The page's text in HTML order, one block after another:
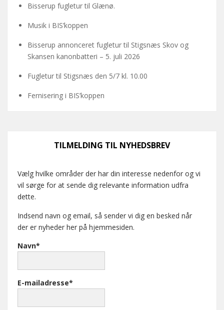
Bisserup fugletur til Glænø.
Musik i BIS’koppen
Bisserup annonceret fugletur til Stigsnæs Skov og
Skansen kanonbatteri – 5. juli 2026
Fugletur til Stigsnæs den 5/7 kl. 10.00
Fernisering i BIS’koppen
TILMELDING TIL NYHEDSBREV
Vælg hvilke områder der har din interesse nedenfor og vi
vil sørge for at sende dig relevante information udfra
dette.
Indsend navn og email, så sender vi dig en besked når
der er nyheder her på hjemmesiden.
Navn*
E-mailadresse*